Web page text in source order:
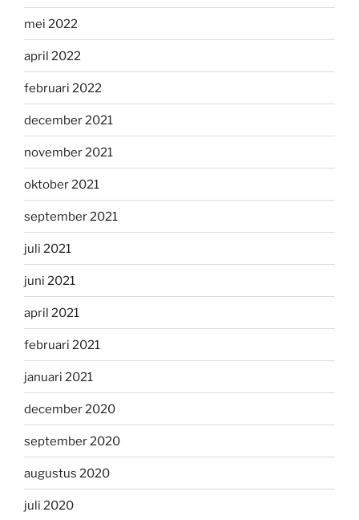
mei 2022
april 2022
februari 2022
december 2021
november 2021
oktober 2021
september 2021
juli 2021
juni 2021
april 2021
februari 2021
januari 2021
december 2020
september 2020
augustus 2020
juli 2020